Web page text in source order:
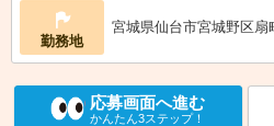
勤務地
宮城県仙台市宮城野区扇
応募画面へ進む
かんたん3ステップ！